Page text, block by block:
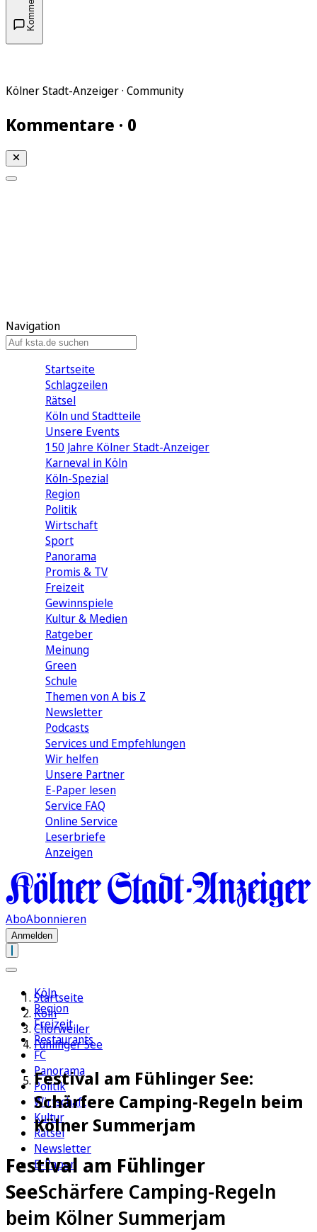
Kölner Stadt-Anzeiger · Community
Kommentare · 0
Navigation
Startseite
Schlagzeilen
Rätsel
Köln und Stadtteile
Unsere Events
150 Jahre Kölner Stadt-Anzeiger
Karneval in Köln
Köln-Spezial
Region
Politik
Wirtschaft
Sport
Panorama
Promis & TV
Freizeit
Gewinnspiele
Kultur & Medien
Ratgeber
Meinung
Green
Schule
Themen von A bis Z
Newsletter
Podcasts
Services und Empfehlungen
Wir helfen
Unsere Partner
E-Paper lesen
Service FAQ
Online Service
Leserbriefe
Anzeigen
AboAbonnieren
Anmelden
Köln
Region
Freizeit
Restaurants
FC
Panorama
Politik
Wirtschaft
Kultur
Rätsel
Newsletter
E-Paper
Startseite
Köln
Chorweiler
Fühlinger See
Festival am Fühlinger See:
Schärfere Camping-Regeln beim
Kölner Summerjam
Festival am Fühlinger
SeeSchärfere Camping-Regeln
beim Kölner Summerjam